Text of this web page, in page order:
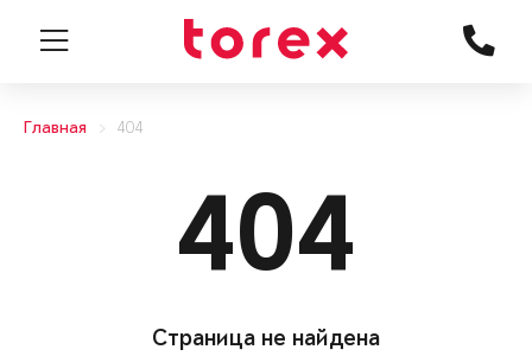
Главная 404
404
Страница не найдена